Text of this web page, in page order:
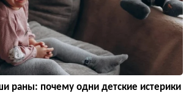
раны: почему одни детские истерики